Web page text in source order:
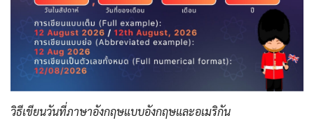
วิธีเขียนวันที่ภาษาอังกฤษแบบอังกฤษและอเมริกัน